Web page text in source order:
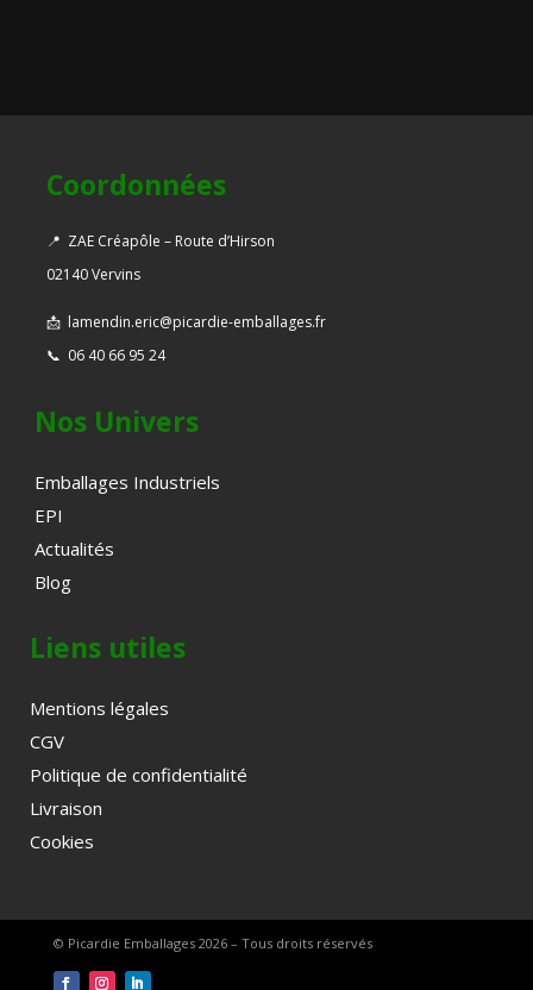
Coordonnées
📍 ZAE Créapôle – Route d’Hirson
02140 Vervins
📩 lamendin.eric@picardie-emballages.fr
📞 06 40 66 95 24
Nos Univers
Emballages Industriels
EPI
Actualités
Blog
Liens utiles
Mentions légales
CGV
Politique de confidentialité
Livraison
Cookies
© Picardie Emballages 2026 – Tous droits réservés